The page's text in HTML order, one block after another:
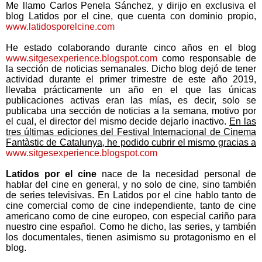
Me llamo Carlos Penela Sánchez, y dirijo en exclusiva el
blog Latidos por el cine, que cuenta con dominio propio,
www.latidosporelcine.com
He estado colaborando durante cinco años en el blog
www.sitgesexperience.blogspot.com como responsable de
la sección de noticias semanales. Dicho blog dejó de tener
actividad durante el primer trimestre de este año 2019,
llevaba prácticamente un año en el que las únicas
publicaciones activas eran las mías, es decir, solo se
publicaba una sección de noticias a la semana, motivo por
el cual, el director del mismo decide dejarlo inactivo. En las
tres últimas ediciones del Festival Internacional de Cinema
Fantàstic de Catalunya, he podido cubrir el mismo gracias a
www.sitgesexperience.blogspot.com
Latidos por el cinenace de la necesidad personal de
hablar del cine en general, y no solo de cine, sino también
de series televisivas. En Latidos por el cine hablo tanto de
cine comercial como de cine independiente, tanto de cine
americano como de cine europeo, con especial cariño para
nuestro cine español. Como he dicho, las series, y también
los documentales, tienen asimismo su protagonismo en el
blog.